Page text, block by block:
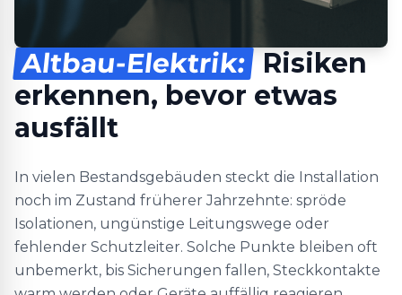
Altbau-Elektrik: Risiken
erkennen, bevor etwas
ausfällt
In vielen Bestandsgebäuden steckt die Installation
noch im Zustand früherer Jahrzehnte: spröde
Isolationen, ungünstige Leitungswege oder
fehlender Schutzleiter. Solche Punkte bleiben oft
unbemerkt, bis Sicherungen fallen, Steckkontakte